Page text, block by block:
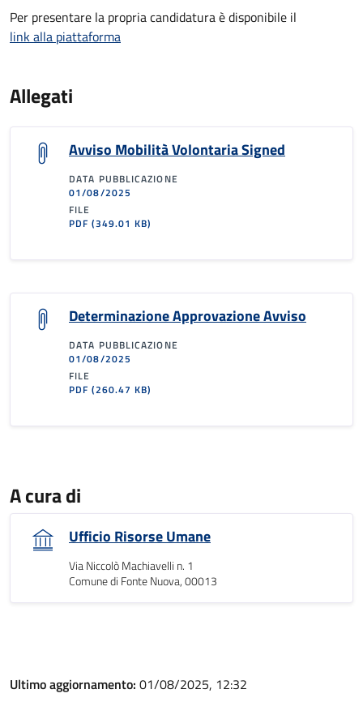
Per presentare la propria candidatura è disponibile il
link alla piattaforma
Allegati
Avviso Mobilità Volontaria Signed
DATA PUBBLICAZIONE
01/08/2025
FILE
PDF(349.01 KB)
Determinazione Approvazione Avviso
DATA PUBBLICAZIONE
01/08/2025
FILE
PDF(260.47 KB)
A cura di
Ufficio Risorse Umane
Via Niccolò Machiavelli n. 1
Comune di Fonte Nuova, 00013
Ultimo aggiornamento: 01/08/2025, 12:32